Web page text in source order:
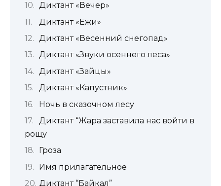
Диктант «Вечер»
Диктант «Ежи»
Диктант «Весенний снегопад»
Диктант «Звуки осеннего леса»
Диктант «Зайцы»
Диктант «Капустник»
Ночь в сказочном лесу
Диктант “Жара заставила нас войти в
рощу
Гроза
Имя прилагательное
Диктант “Байкал”